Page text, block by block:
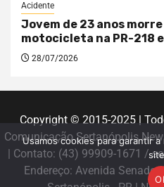
Acidente
Jovem de 23 anos
motocicleta na PR-218
28/07/2026
Copyright © 2015-2025 |
Comunicação Sertanópolis
| Contato: (43) 99909-1671 /
Endereço: Avenida
Usamos cookies para garantir